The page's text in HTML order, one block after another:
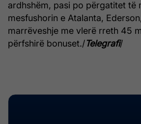
ardhshëm, pasi po përgatitet të
mesfushorin e Atalanta,
marrëveshje me vlerë rreth 45
përfshirë bonuset./Telegrafi/